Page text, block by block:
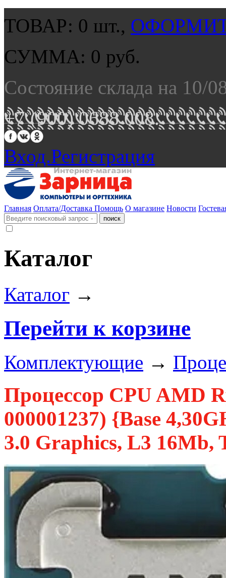
ТОВАР: 0 шт.,
СУММА: 0 руб.
Состояние склада на 10/
+7 (900) 0688 008.
Вход.Регистрация
Главная Оплата/Доставка Помощь О магазине Новости
Каталог
Каталог →
Перейти к корзине
Комплектующие →
Процессор CPU AMD
000001237) {Base
3.0 Graphics, L3 16Mb,